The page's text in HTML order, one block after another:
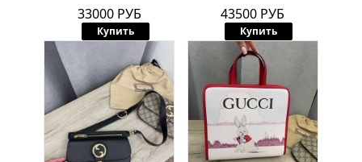
33000 РУБ
Купить
43500 РУБ
Купить